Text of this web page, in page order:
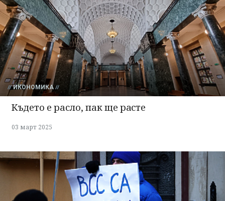
ИКОНОМИКА
Където е расло, пак ще расте
03 март 2025